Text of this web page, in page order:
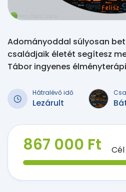
Adományoddal súlyosan
családjaik életét segítesz
Tábor ingyenes
Hátralévő idő
Lezárult
867 000 Ft Cél